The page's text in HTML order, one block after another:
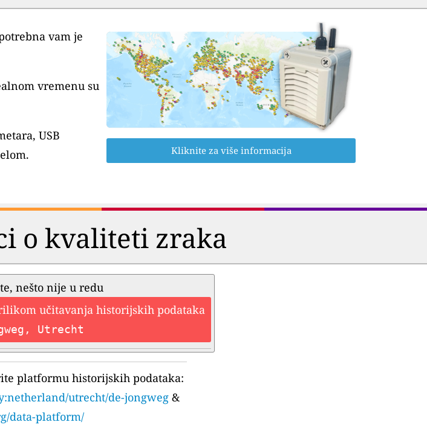
vam je
vremenu su
USB
Kliknite za više informacija
o kvaliteti zraka
nešto nije u redu
učitavanja historijskih podataka
Utrecht
platformu historijskih podataka:
utrecht/de-jongweg &
data-platform/